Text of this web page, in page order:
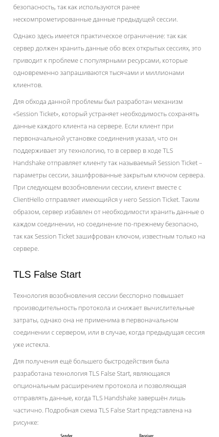
безопасность, так как используются ранее
нескомпрометированные данные предыдущей сессии.
Однако здесь имеется практическое ограничение: так как
сервер должен хранить данные обо всех открытых сессиях, это
приводит к проблеме с популярными ресурсами, которые
одновременно запрашиваются тысячами и миллионами
клиентов.
Для обхода данной проблемы был разработан механизм
«Session Ticket», который устраняет необходимость сохранять
данные каждого клиента на сервере. Если клиент при
первоначальной установке соединения указал, что он
поддерживает эту технологию, то в сервер в ходе TLS
Handshake отправляет клиенту так называемый Session Ticket –
параметры сессии, зашифрованные закрытым ключом сервера.
При следующем возобновлении сессии, клиент вместе с
ClientHello отправляет имеющийся у него Session Ticket. Таким
образом, сервер избавлен от необходимости хранить данные о
каждом соединении, но соединение по-прежнему безопасно,
так как Session Ticket зашифрован ключом, известным только на
сервере.
TLS False Start
Технология возобновления сессии бесспорно повышает
производительность протокола и снижает вычислительные
затраты, однако она не применима в первоначальном
соединении с сервером, или в случае, когда предыдущая сессия
уже истекла.
Для получения ещё большего быстродействия была
разработана технология TLS False Start, являющаяся
опциональным расширением протокола и позволяющая
отправлять данные, когда TLS Handshake завершён лишь
частично. Подробная схема TLS False Start представлена на
рисунке: